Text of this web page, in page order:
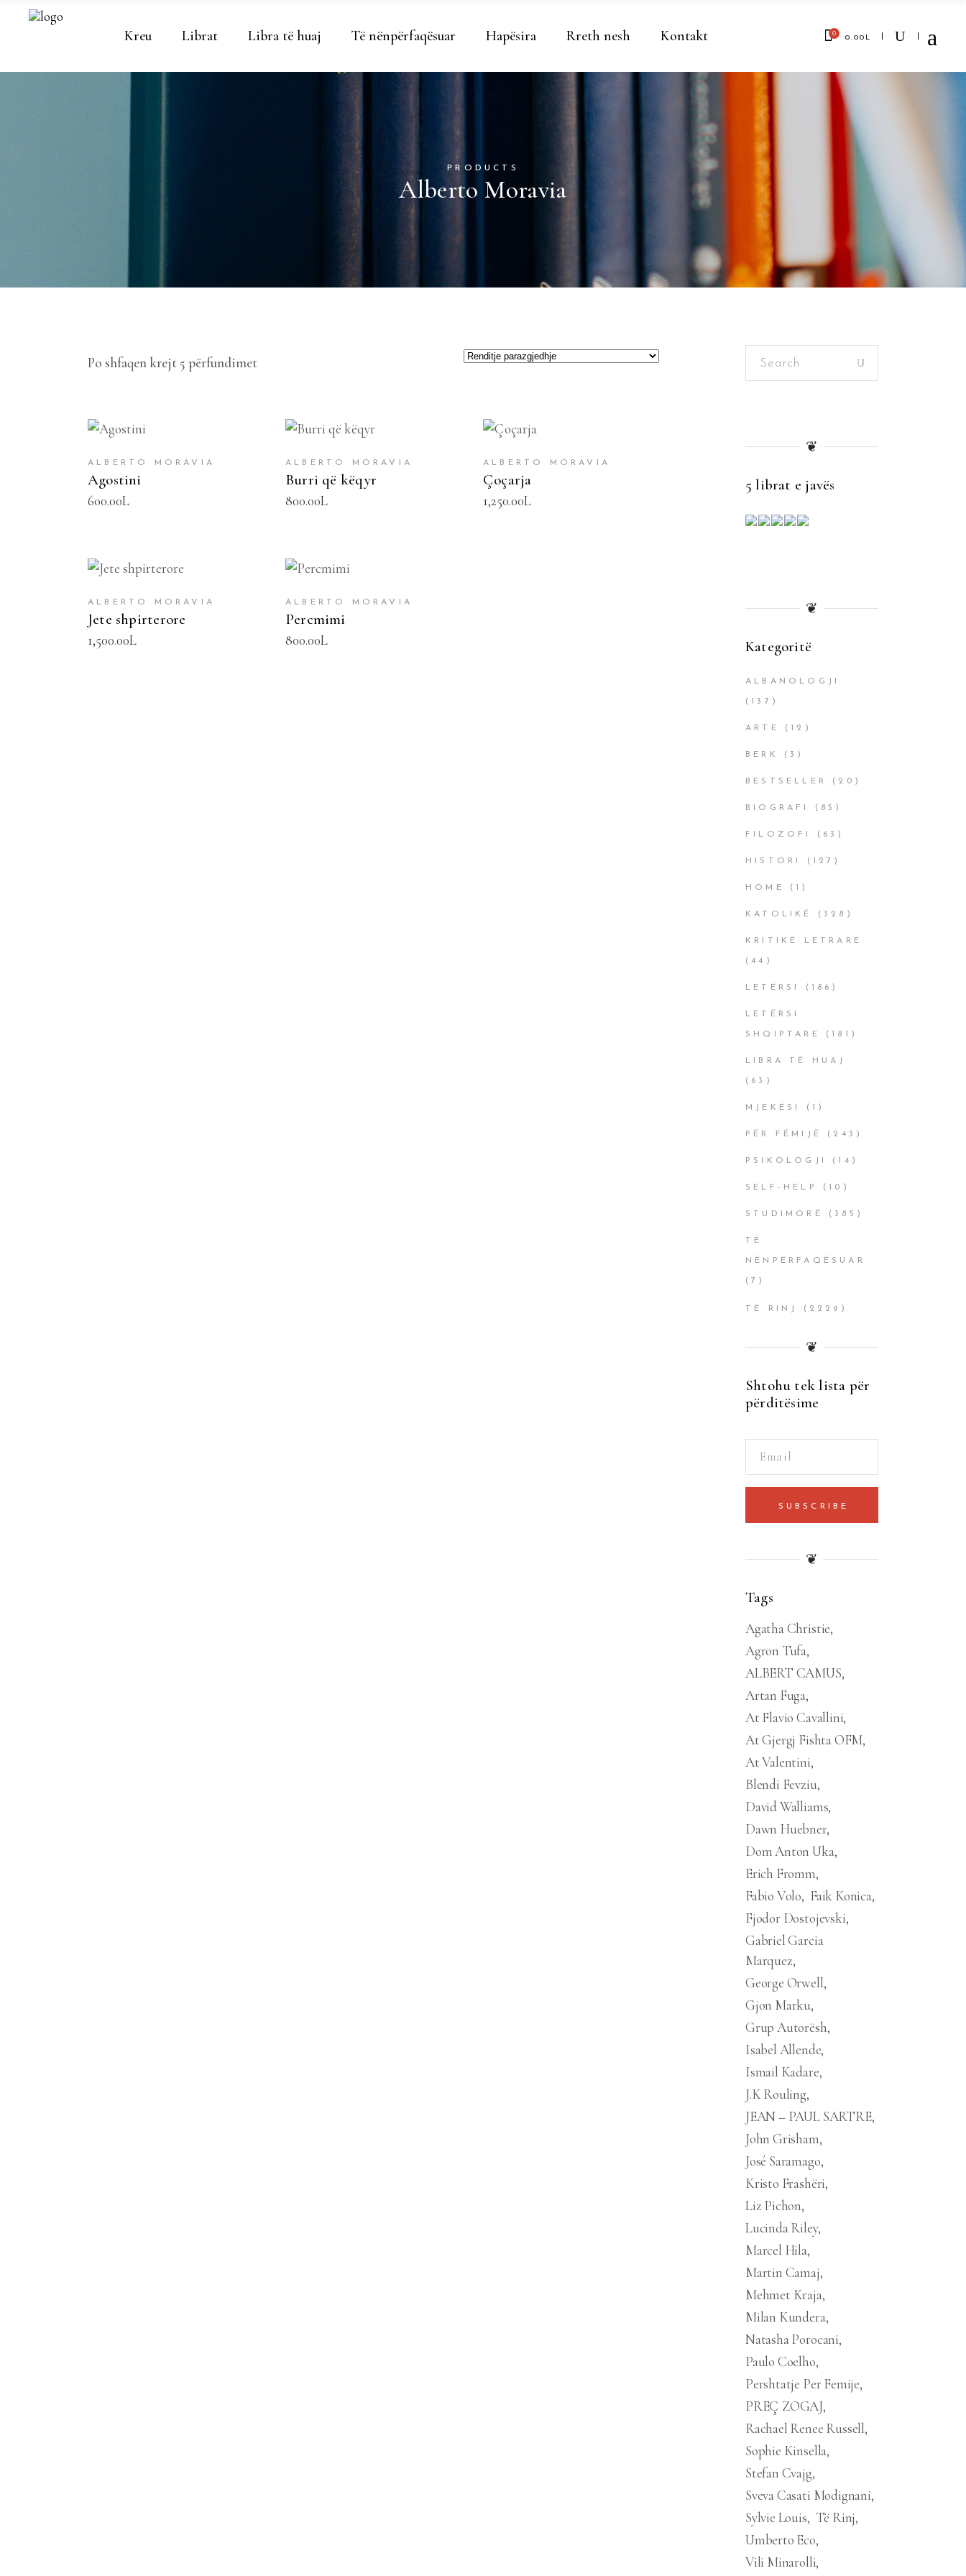
Kreu Librat Libra të huaj Të nënpërfaqësuar Hapësira Rreth nesh Kontakt 0 0.00 L
No products in the cart.
PRODUCTS
Alberto Moravia
Po shfaqen krejt 5 përfundimet
SHTOJE NË SHPORTË
ALBERTO MORAVIA
Agostini
600.00L
SHTOJE NË SHPORTË
ALBERTO MORAVIA
Burri që këqyr
800.00L
SHTOJE NË SHPORTË
ALBERTO MORAVIA
Çoçarja
1,250.00L
SHTOJE NË SHPORTË
ALBERTO MORAVIA
Jete shpirterore
1,500.00L
ALBERTO MORAVIA
Percmimi
800.00L
Search
❦
5 librat e javës
❦
Kategoritë
ALBANOLOGJI
(137)
ARTE (12)
BERK (3)
BESTSELLER (20)
BIOGRAFI (85)
FILOZOFI (63)
HISTORI (127)
HOME (1)
KATOLIKË (328)
KRITIKË LETRARE
(44)
LETËRSI (186)
LETËRSI
SHQIPTARE (181)
LIBRA TË HUAJ
(63)
MJEKËSI (1)
PËR FËMIJË (243)
PSIKOLOGJI (14)
SELF-HELP (10)
STUDIMORË (385)
TË
NËNPËRFAQËSUAR
(7)
TË RINJ (2229)
❦
Shtohu tek lista për
përditësime
SUBSCRIBE
❦
Tags
Agatha Christie
Agron Tufa
ALBERT CAMUS
Artan Fuga
At Flavio Cavallini
At Gjergj Fishta OFM
At Valentini
Blendi Fevziu
David Walliams
Dawn Huebner
Dom Anton Uka
Erich Fromm
Fabio Volo
Faik Konica
Fjodor Dostojevski
Gabriel Garcia
Marquez
George Orwell
Gjon Marku
Grup Autorësh
Isabel Allende
Ismail Kadare
J.K Rouling
JEAN – PAUL SARTRE
John Grisham
José Saramago
Kristo Frashëri
Liz Pichon
Lucinda Riley
Marcel Hila
Martin Camaj
Mehmet Kraja
Milan Kundera
Natasha Porocani
Paulo Coelho
Pershtatje Per Femije
PREÇ ZOGAJ
Rachael Renee Russell
Sophie Kinsella
Stefan Cvajg
Sveva Casati Modignani
Sylvie Louis
Të Rinj
Umberto Eco
Vili Minarolli